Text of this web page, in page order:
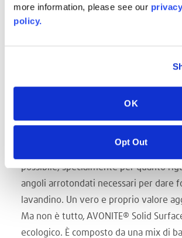
more information, please see our
policy.
OK
Opt Out
totalmente adattato alle proprie
abbastanza profondo, ma la loro
numerose caratteristiche di questo
e innovativo lo rendono un prodotto
che si è dimostrato perfetto per
possibile, specialmente per quanto
angoli arrotondati necessari per dare
lavandino. Un vero e proprio valore
Ma non è tutto, AVONITE® Solid
ecologico. È composto da una mix di